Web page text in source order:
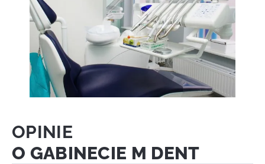
OPINIE
O GABINECIE M DENT